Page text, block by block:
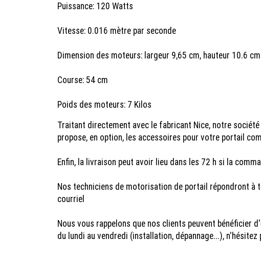
Puissance: 120 Watts
Vitesse: 0.016 mètre par seconde
Dimension des moteurs: largeur 9,65 cm, hauteur 10.6
Course: 54 cm
Poids des moteurs: 7 Kilos
Traitant directement avec le fabricant Nice, notre
propose, en option, les accessoires pour votre portail
Enfin, la livraison peut avoir lieu dans les 72 h si la
Nos techniciens de motorisation de portail répondront
courriel
Nous vous rappelons que nos clients peuvent bénéficier
du lundi au vendredi (installation, dépannage...), n'hésitez